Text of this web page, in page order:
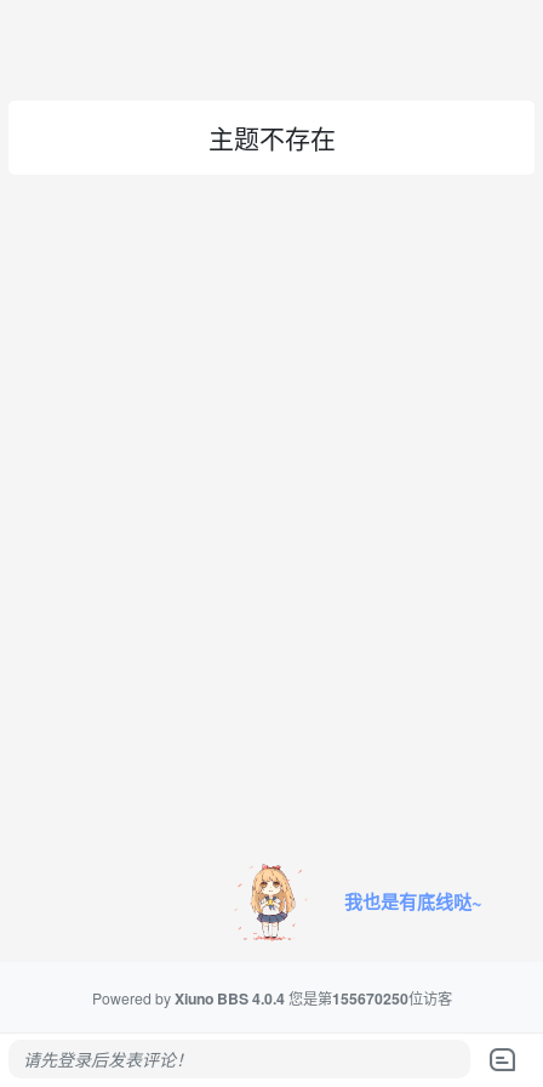
主题不存在
我也是有底线哒~
Powered byXiuno BBS4.0.4 您是第155670250位访客
请先登录后发表评论！